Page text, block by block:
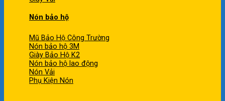
Nón bảo hộ
Mũ Bảo Hộ Công Trường
Nón bảo hộ 3M
Giày Bảo Hộ K2
Nón bảo hộ lao động
Nón Vải
Phụ Kiện Nón